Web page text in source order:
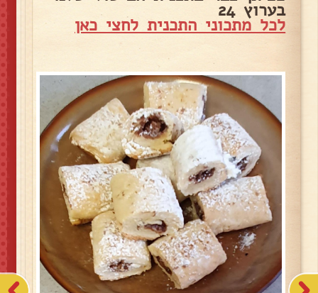
בערוץ 24
לכל מתכוני התכנית לחצי כאן